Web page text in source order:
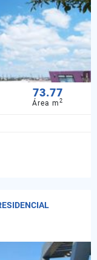
73.77
Área m2